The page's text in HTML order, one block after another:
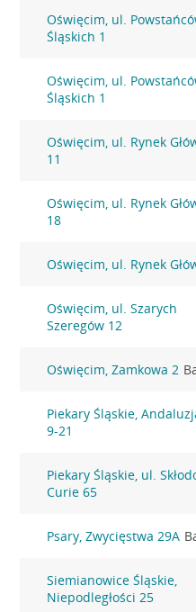
Oświęcim, ul.
Śląskich 1
Oświęcim, ul.
Śląskich 1
Oświęcim, ul. Rynek
11
Oświęcim, ul. Rynek
18
Oświęcim, ul. Rynek
Oświęcim, ul. Szarych
Szeregów 12
Oświęcim, Zamkowa 2
Piekary Śląskie,
9-21
Piekary Śląskie, ul.
Curie 65
Psary, Zwycięstwa 29A
Siemianowice Śląskie,
Niepodległości 25